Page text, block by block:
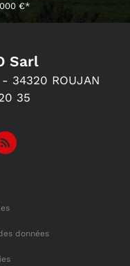
€*
Sarl
- 34320 ROUJAN
35
données